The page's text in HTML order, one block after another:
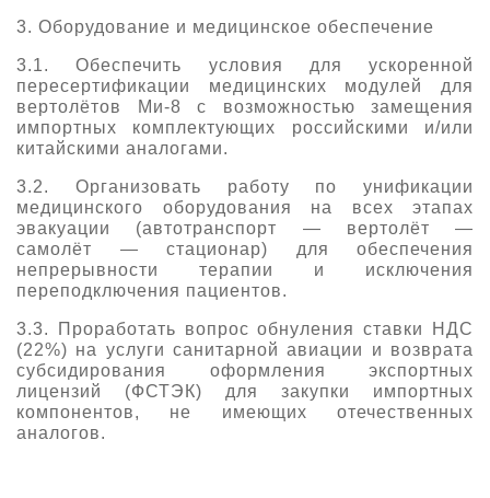
3. Оборудование и медицинское обеспечение
3.1. Обеспечить условия для ускоренной
пересертификации медицинских модулей для
вертолётов Ми-8 с возможностью замещения
импортных комплектующих российскими и/или
китайскими аналогами.
3.2. Организовать работу по унификации
медицинского оборудования на всех этапах
эвакуации (автотранспорт — вертолёт —
самолёт — стационар) для обеспечения
непрерывности терапии и исключения
переподключения пациентов.
3.3. Проработать вопрос обнуления ставки НДС
(22%) на услуги санитарной авиации и возврата
субсидирования оформления экспортных
лицензий (ФСТЭК) для закупки импортных
компонентов, не имеющих отечественных
аналогов.